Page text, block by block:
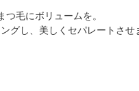
毛にボリュームを。
グし、美しくセパレートさせ